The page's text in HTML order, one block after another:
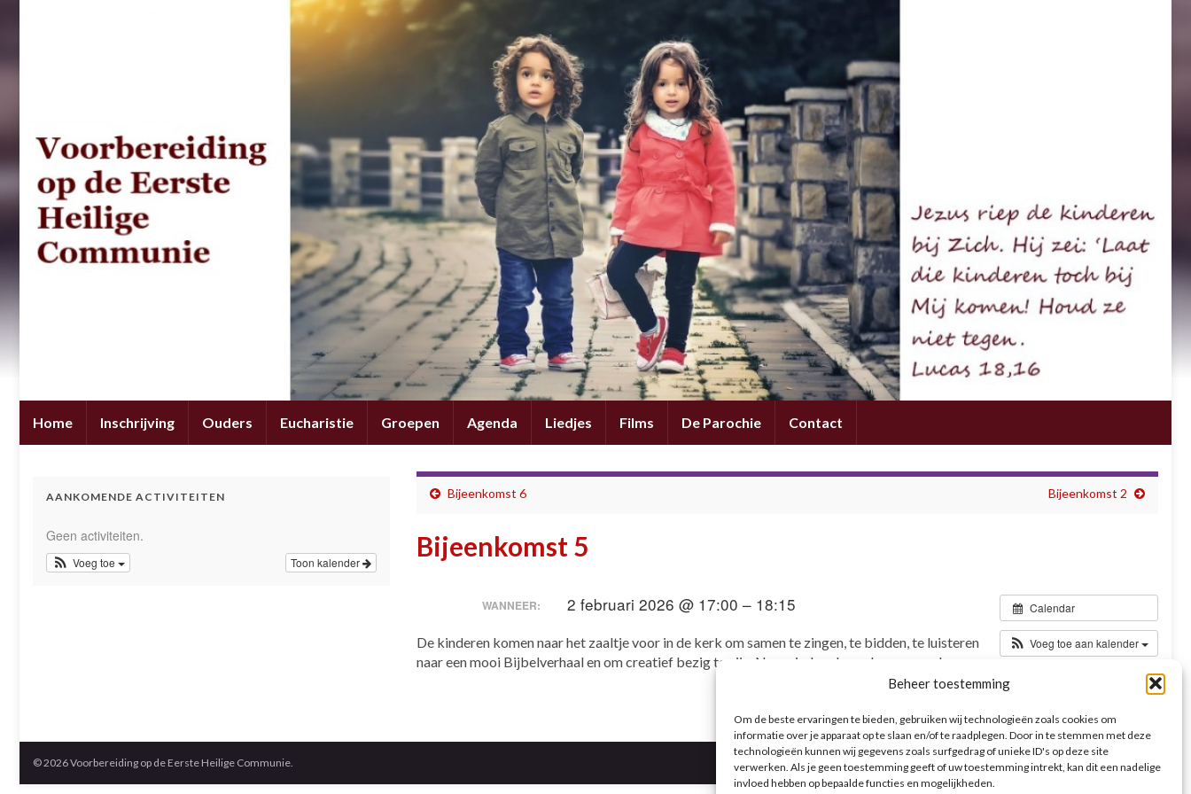
Beheer toestemming
Om de beste ervaringen te bieden, gebruiken wij technologieën zoals cookies om
informatie over je apparaat op te slaan en/of te raadplegen. Door in te stemmen met deze
technologieën kunnen wij gegevens zoals surfgedrag of unieke ID's op deze site
verwerken. Als je geen toestemming geeft of uw toestemming intrekt, kan dit een nadelige
invloed hebben op bepaalde functies en mogelijkheden.
Home Inschrijving Ouders Eucharistie Groepen Agenda Liedjes Films De Parochie Contact
Bijeenkomst 6 Bijeenkomst 2
Bijeenkomst 5
Calendar
Voeg toe aan kalender
WANNEER: 2 februari 2026 @ 17:00 – 18:15
De kinderen komen naar het zaaltje voor in de kerk om samen te zingen, te bidden, te luisteren
naar een mooi Bijbelverhaal en om creatief bezig te zijn. Neem iedere keer de map mee!
AANKOMENDE ACTIVITEITEN
Geen activiteiten.
Toon kalender
Voeg toe
© 2026 Voorbereiding op de Eerste Heilige Communie.